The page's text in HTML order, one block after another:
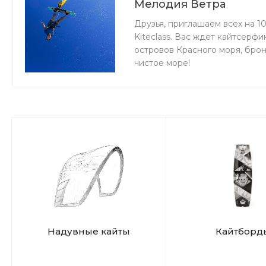
Мелодия Ветра
Друзья, приглашаем всех на
Kiteclass. Вас ждет
островов Красного моря,
чистое море!
Надувные кайты